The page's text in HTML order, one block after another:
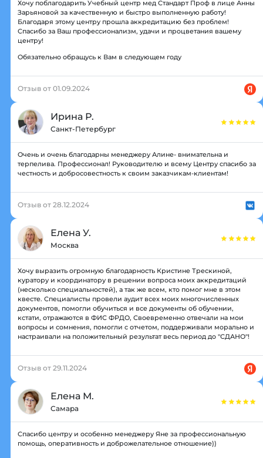
Хочу поблагодарить Учебный центр мед Стандарт Проф в лице Анны
Зарьяновой за качественную и быстро выполненную работу!
Благодаря этому центру прошла аккредитацию без проблем!
Спасибо за Ваш профессионализм, удачи и процветания вашему
центру!
Обязательно обращусь к Вам в следующем году
Отзыв от 01.09.2024
Ирина Р.
Санкт-Петербург
Очень и очень благодарны менеджеру Алине- внимательна и
терпелива. Профессионал! Руководителю и всему Центру спасибо за
честность и добросовестность к своим заказчикам-клиентам!
Отзыв от 28.12.2024
Елена У.
Москва
Хочу выразить огромную благодарность Кристине Трескиной,
куратору и координатору в решении вопроса моих аккредитаций
(несколько специальностей), а так же всем, кто помог мне в этом
квесте. Специалисты провели аудит всех моих многочисленных
документов, помогли обучиться и все документы об обучении,
кстати, отражаются в ФИС ФРДО, Своевременно отвечали на мои
вопросы и сомнения, помогли с отчетом, поддерживали морально и
настраивали на положительный результат весь период до "СДАНО"!
Отзыв от 29.11.2024
Елена М.
Самара
Спасибо центру и особенно менеджеру Яне за профессиональную
помощь, оперативность и доброжелательное отношение))